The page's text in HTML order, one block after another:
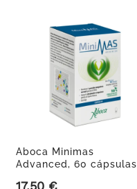
Aboca Minimas
Advanced, 60 cápsulas
17,50 €